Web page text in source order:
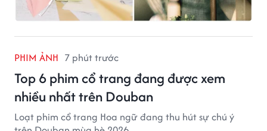
PHIM ẢNH 7 phút trước
Top 6 phim cổ trang đang được xem
nhiều nhất trên Douban
Loạt phim cổ trang Hoa ngữ đang thu hút sự chú ý